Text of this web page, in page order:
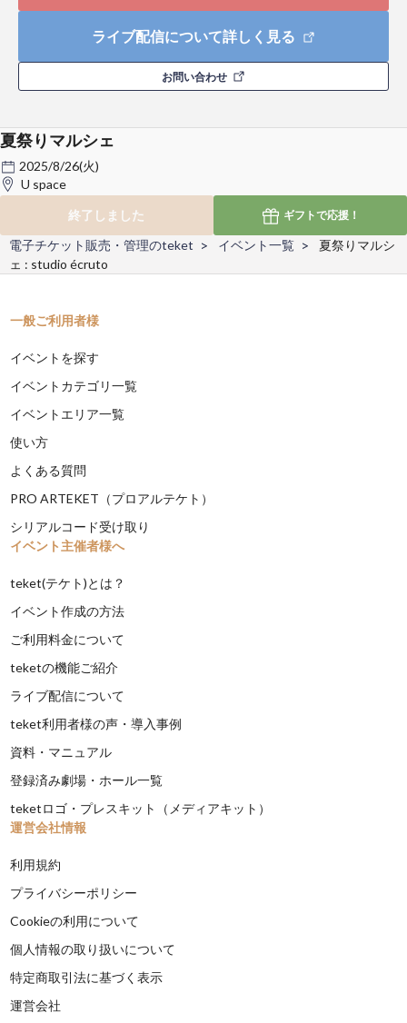
ライブ配信について詳しく見る
お問い合わせ
夏祭りマルシェ
2025/8/26(火)
U space
終了しました
ギフトで応援！
電子チケット販売・管理のteket イベント一覧
夏祭りマルシ
ェ : studio écruto
一般ご利用者様
イベントを探す
イベントカテゴリ一覧
イベントエリア一覧
使い方
よくある質問
PRO ARTEKET（プロアルテケト）
シリアルコード受け取り
イベント主催者様へ
teket(テケト)とは？
イベント作成の方法
ご利用料金について
teketの機能ご紹介
ライブ配信について
teket利用者様の声・導入事例
資料・マニュアル
登録済み劇場・ホール一覧
teketロゴ・プレスキット（メディアキット）
運営会社情報
利用規約
プライバシーポリシー
Cookieの利用について
個人情報の取り扱いについて
特定商取引法に基づく表示
運営会社